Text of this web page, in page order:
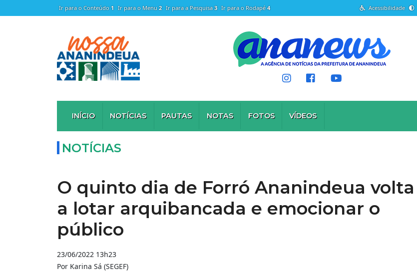
Ir para o Conteúdo 1 Ir para o Menu 2 Ir para a Pesquisa 3 Ir para o Rodapé4 Acessibilidade
INÍCIO NOTÍCIAS PAUTAS NOTAS FOTOS VÍDEOS
NOTÍCIAS
O quinto dia de Forró Ananindeua volta
a lotar arquibancada e emocionar o
público
23/06/2022 13h23
Por Karina Sá (SEGEF)